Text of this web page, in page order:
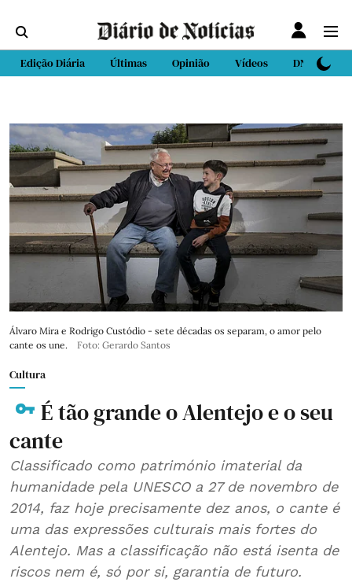
Edição Diária Últimas Opinião Vídeos DN Sport
Álvaro Mira e Rodrigo Custódio - sete décadas os separam, o amor pelo
cante os une.
Foto: Gerardo Santos
Cultura
É tão grande o Alentejo e o seu
cante
Classificado como património imaterial da
humanidade pela UNESCO a 27 de novembro de
2014, faz hoje precisamente dez anos, o cante é
uma das expressões culturais mais fortes do
Alentejo. Mas a classificação não está isenta de
riscos nem é, só por si, garantia de futuro.